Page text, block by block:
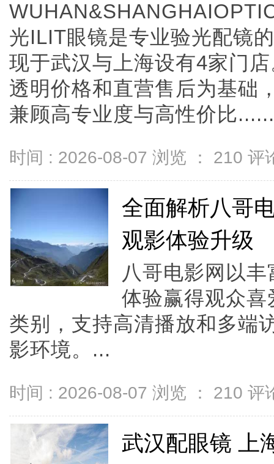
光ILIT眼镜是专业验光配镜
现于武汉与上海设有4家门
透明价格和直营售后为基础
兼顾高专业度与高性价比......
时间 : 2026-08-07 浏览 ： 210 评
全面解析八哥
观影体验升级
八哥电影网以
体验赢得观众
类别，支持高清播放和多端
影环境。...
时间 : 2026-08-07 浏览 ： 210 评
武汉配眼镜 上